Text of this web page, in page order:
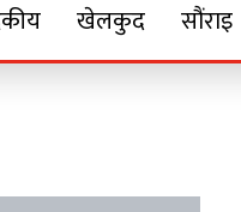
खेलकुद सौंराइ